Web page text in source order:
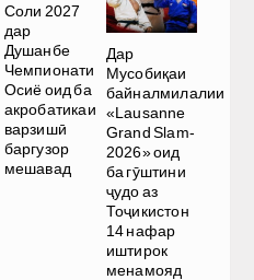
Соли 2027
дар
Душанбе
Чемпионати
Осиё оид ба
акробатикаи
варзишӣ
баргузор
мешавад
Дар
Мусобиқаи
байналмилалии
«Lausanne
Grand Slam-
2026» оид
ба гӯштини
ҷудо аз
Тоҷикистон
14 нафар
иштирок
менамояд